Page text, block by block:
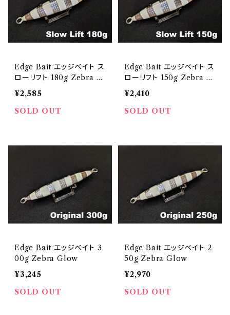
Edge Bait エッジベイト ス
ローリフト 180g Zebra G
low
¥2,585
SOLD OUT
Edge Bait エッジベイト ス
ローリフト 150g Zebra G
low
¥2,410
SOLD OUT
Edge Bait エッジベイト 3
00g Zebra Glow
¥3,245
SOLD OUT
Edge Bait エッジベイト 2
50g Zebra Glow
¥2,970
SOLD OUT